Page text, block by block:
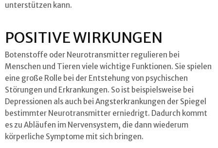
unterstützen kann.
POSITIVE WIRKUNGEN
Botenstoffe oder Neurotransmitter regulieren bei
Menschen und Tieren viele wichtige Funktionen. Sie spielen
eine große Rolle bei der Entstehung von psychischen
Störungen und Erkrankungen. So ist beispielsweise bei
Depressionen als auch bei Angsterkrankungen der Spiegel
bestimmter Neurotransmitter erniedrigt. Dadurch kommt
es zu Abläufen im Nervensystem, die dann wiederum
körperliche Symptome mit sich bringen.